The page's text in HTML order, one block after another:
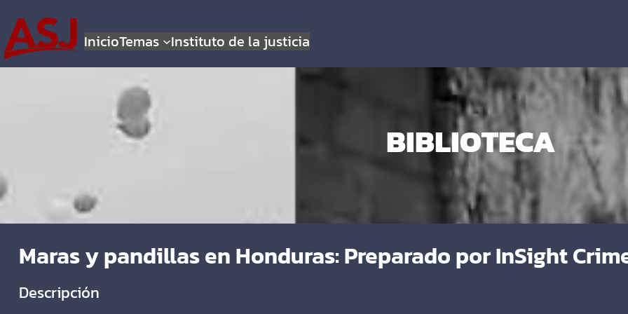
InicioTemas Instituto de la justicia
BIBLIOTECA
Maras y pandillas en Honduras: Preparado por InSight
Descripción